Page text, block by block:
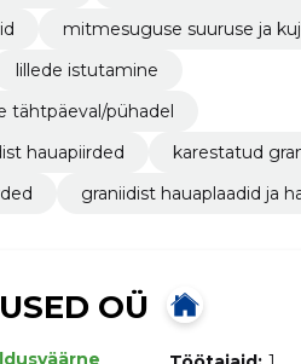
mitmesuguse suuruse ja
lillede istutamine
tähtpäeval/pühadel
hauapiirded
karestatud
graniidist hauaplaadid ja
OÜ